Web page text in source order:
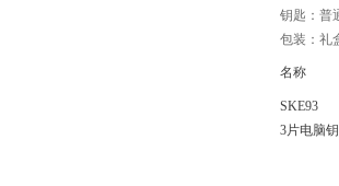
钥匙：普
包装：礼
名称
SKE93
3片电脑